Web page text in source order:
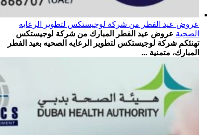
عروض عيد الفطر من شركة لوجيستكس لتطوير الرعايه
الصحية عروض عيد الفطر المبارك من شركة لوجيستكس
تهنئكم شركة لوجيستكس لتطوير الرعايه الصحيه بعيد الفطر
المبارك، متمنية ...